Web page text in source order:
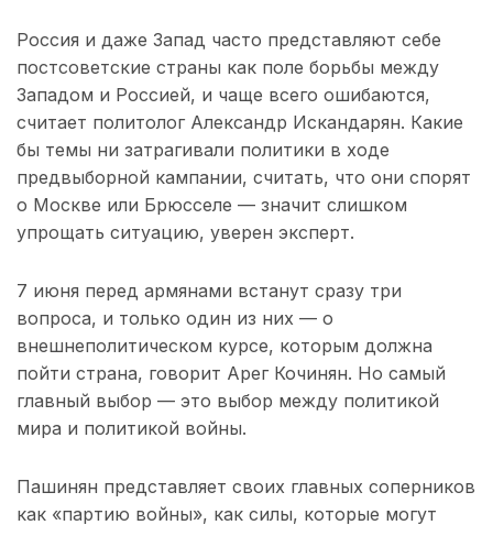
Россия и даже Запад часто представляют себе
постсоветские страны как поле борьбы между
Западом и Россией, и чаще всего ошибаются,
считает политолог Александр Искандарян. Какие
бы темы ни затрагивали политики в ходе
предвыборной кампании, считать, что они спорят
о Москве или Брюсселе — значит слишком
упрощать ситуацию, уверен эксперт.
7 июня перед армянами встанут сразу три
вопроса, и только один из них — о
внешнеполитическом курсе, которым должна
пойти страна, говорит Арег Кочинян. Но самый
главный выбор — это выбор между политикой
мира и политикой войны.
Пашинян представляет своих главных соперников
как «партию войны», как силы, которые могут